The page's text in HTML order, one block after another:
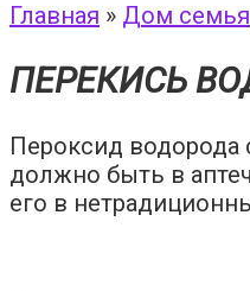
Главная » Дом семья
ПЕРЕКИСЬ
Пероксид водорода
должно быть в
его в